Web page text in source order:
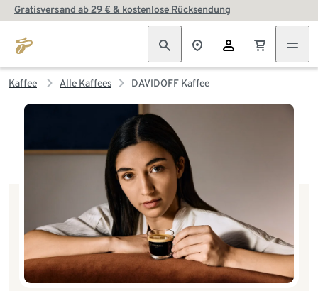
Gratisversand ab 29 € & kostenlose Rücksendung
Kaffee Alle Kaffees DAVIDOFF Kaffee